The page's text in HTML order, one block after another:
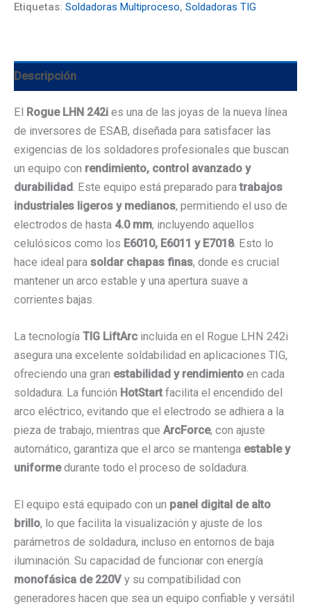
Etiquetas: Soldadoras Multiproceso, Soldadoras TIG
Descripción
El Rogue LHN 242i es una de las joyas de la nueva línea
de inversores de ESAB, diseñada para satisfacer las
exigencias de los soldadores profesionales que buscan
un equipo con rendimiento, control avanzado y
durabilidad . Este equipo está preparado paratrabajos
industriales ligeros y medianos, permitiendo el uso de
electrodos de hasta 4.0 mm, incluyendo aquellos
celulósicos como los E6010, E6011 y E7018. Esto lo
hace ideal para soldar chapas finas, donde es crucial
mantener un arco estable y una apertura suave a
corrientes bajas.
La tecnología TIG LiftArc incluida en el Rogue LHN 242i
asegura una excelente soldabilidad en aplicaciones TIG,
ofreciendo una gran estabilidad y rendimiento en cada
soldadura. La función HotStartfacilita el encendido del
arco eléctrico, evitando que el electrodo se adhiera a la
pieza de trabajo, mientras que ArcForce, con ajuste
automático, garantiza que el arco se mantenga estable y
uniformedurante todo el proceso de soldadura.
El equipo está equipado con un panel digital de alto
brillo, lo que facilita la visualización y ajuste de los
parámetros de soldadura, incluso en entornos de baja
iluminación. Su capacidad de funcionar con energía
monofásica de 220V y su compatibilidad con
generadores hacen que sea un equipo confiable y versátil